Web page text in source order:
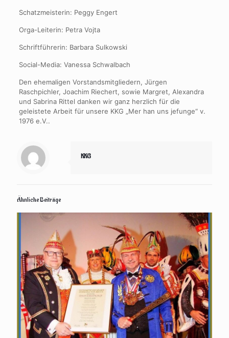
Schatzmeisterin: Peggy Engert
Orga-Leiterin: Petra Vojta
Schriftführerin: Barbara Sulkowski
Social-Media: Vanessa Schwalbach
Den ehemaligen Vorstandsmitgliedern, Jürgen
Raschpichler, Joachim Riechert, sowie Margret, Alexandra
und Sabrina Rittel danken wir ganz herzlich für die
geleistete Arbeit für unsere KKG „Mer han uns jefunge“ v.
1976 e.V..
KKG
Ähnliche Beiträge